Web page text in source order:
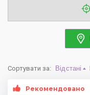
Сортувати за: Відстані
Рекомендовано